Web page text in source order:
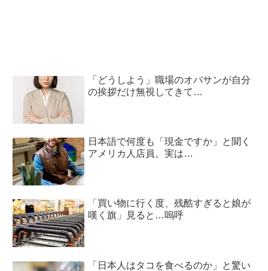
「どうしよう」職場のオバサンが自分
の挨拶だけ無視してきて…
日本語で何度も「現金ですか」と聞く
アメリカ人店員。実は…
「買い物に行く度、残酷すぎると娘が
嘆く旗」見ると…嗚呼
「日本人はタコを食べるのか」と驚い